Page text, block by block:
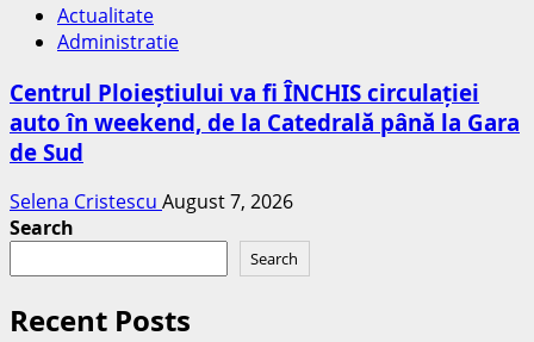
Actualitate
Administratie
Centrul Ploieștiului va fi ÎNCHIS circulației
auto în weekend, de la Catedrală până la Gara
de Sud
Selena Cristescu August 7, 2026
Search
Search
Recent Posts